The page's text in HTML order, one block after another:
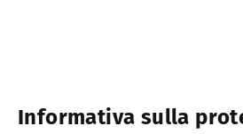
Informativa sulla